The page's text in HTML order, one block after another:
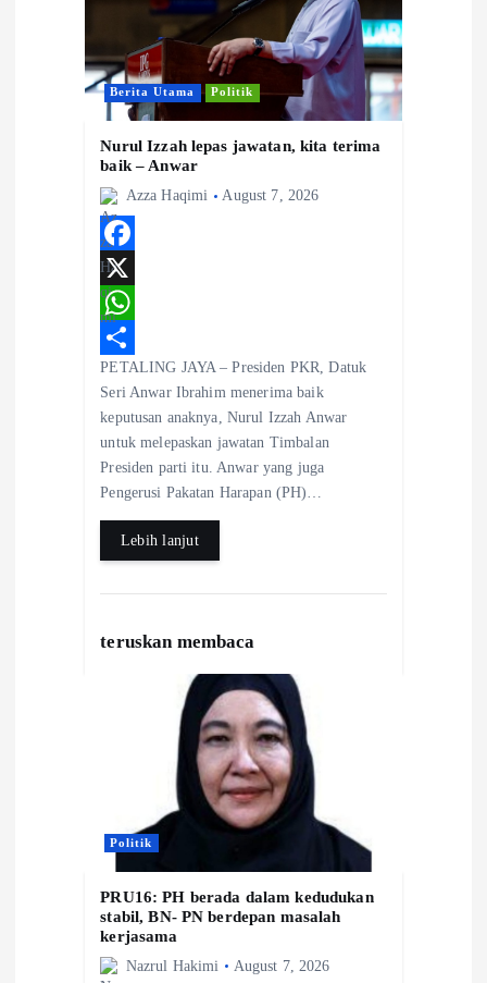
Berita Utama Politik
Nurul Izzah lepas jawatan, kita terima
baik – Anwar
Azza Haqimi August 7, 2026
F
a
c
e
b
o
o
X
W
h
a
t
s
S
h
a
r
PETALING JAYA – Presiden PKR, Datuk
Seri Anwar Ibrahim menerima baik
keputusan anaknya, Nurul Izzah Anwar
untuk melepaskan jawatan Timbalan
Presiden parti itu. Anwar yang juga
Pengerusi Pakatan Harapan (PH)…
Lebih lanjut
teruskan membaca
Politik
PRU16: PH berada dalam kedudukan
stabil, BN- PN berdepan masalah
kerjasama
Nazrul Hakimi August 7, 2026